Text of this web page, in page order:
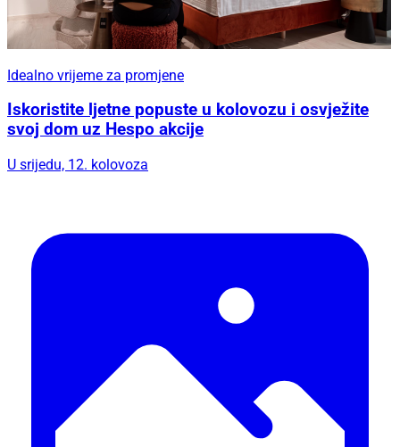
Idealno vrijeme za promjene
Iskoristite ljetne popuste u kolovozu i osvježite
svoj dom uz Hespo akcije
U srijedu, 12. kolovoza